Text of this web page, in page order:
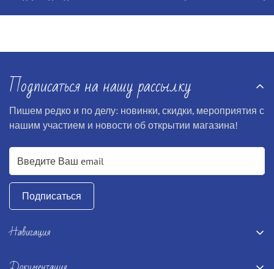
Подписаться на нашу рассылку
Пишем редко и по делу: новинки, скидки, мероприятия с
нашим участием и новости об открытии магазина!
Подписаться
Навигация